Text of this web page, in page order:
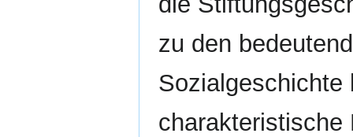
zu den
Sozialgeschichte
charakteristische